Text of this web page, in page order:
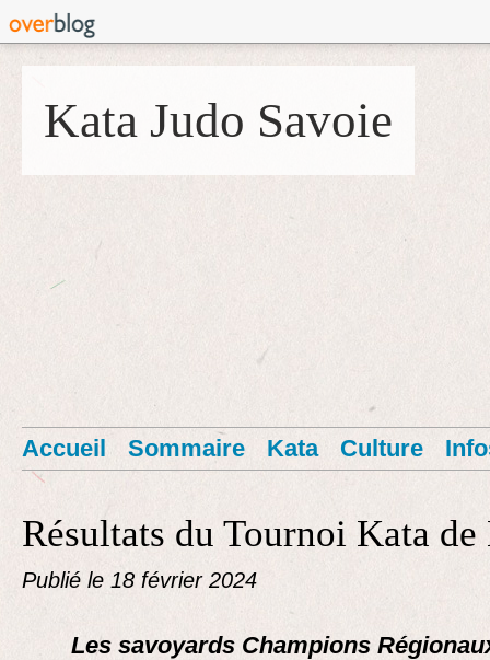
Kata Judo Savoie
Accueil Sommaire Kata Culture
Résultats du Tournoi Kata
Publié le 18 février 2024
Les savoyards Champions